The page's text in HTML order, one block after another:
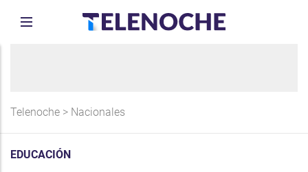
Telenoche > Nacionales
EDUCACIÓN